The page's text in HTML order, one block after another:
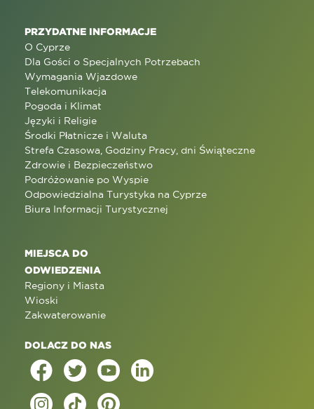
PRZYDATNE INFORMACJE
O Cyprze
Dla Gości o Specjalnych Potrzebach
Wymagania Wjazdowe
Telekomunikacja
Pogoda i Klimat
Języki i Religie
Środki Płatnicze i Waluta
Strefa Czasowa, Godziny Pracy, dni Świąteczne
Zdrowie i Bezpieczeństwo
Podróżowanie po Wyspie
Odpowiedzialna Turystyka na Cyprze
Biura Informacji Turystycznej
MIEJSCA DO
ODWIEDZENIA
Regiony i Miasta
Wioski
Zakwaterowanie
DOLACZ DO NAS